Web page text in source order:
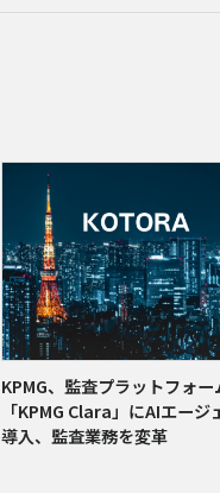
KPMG、監査プラットフォー
「KPMG Clara」にAIエージ
導入、監査業務を変革